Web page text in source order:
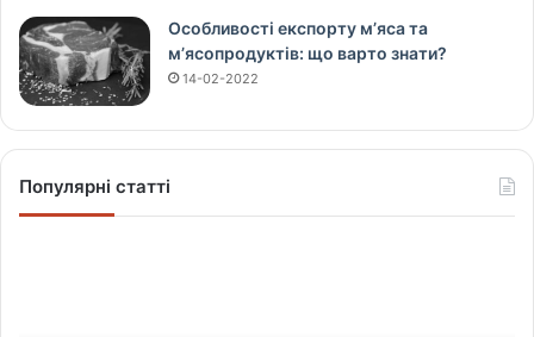
Особливості експорту м’яса та
м’ясопродуктів: що варто знати?
14-02-2022
Популярні статті